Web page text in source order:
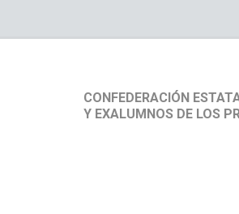
CONFEDERACIÓN
Y EXALUMNOS DE LOS